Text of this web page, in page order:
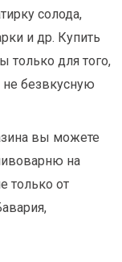
солода,
и др. Купить
для того,
не безвкусную
вы можете
на
только от